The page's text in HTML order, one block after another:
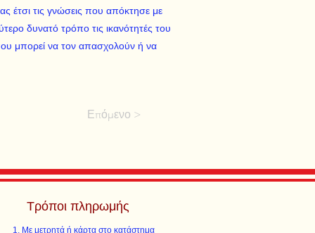
έτσι τις γνώσεις που απόκτησε με
δυνατό τρόπο τις ικανότητές του
μπορεί να τον απασχολούν ή να
Επόμενο >
Τρόποι πληρωμής
Με μετρητά ή κάρτα στο κατάστημα